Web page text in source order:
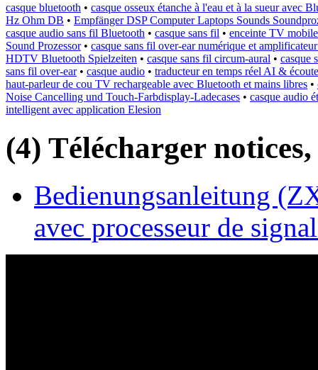
casque bluetooth • casque osseux étanche à l'eau et à la sueur avec
Hz Ohm DB • Empfänger DSP Computer Laptops Sounds
casque audio sans fil Bluetooth • casque sans fil • enceinte TV
Sound Prozessor• casque sans fil over-ear numérique et
HDTV Bluetooth Spielzeiten • casque sans fil circum-aural • casque
sans fil over-ear• casque audio • traducteur en temps réel AI &
haut-parleur de cou TV rechargeable avec Bluetooth et mains libres •
Noise Cancelling und Touch-Farbdisplay-Ladecases • casque audio
intelligent avec application Elesion
(4) Télécharger
Bedienungsanleitung
avec processeur de